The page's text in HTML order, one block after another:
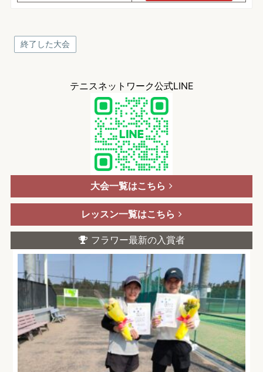
終了した大会
テニスネットワーク公式LINE
大会一覧はこちら
レッスン一覧はこちら
フラワー最新の入賞者